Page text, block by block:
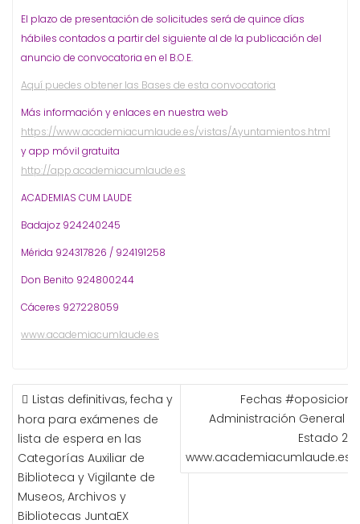
El plazo de presentación de solicitudes será de quince días
hábiles contados a partir del siguiente al de la publicación del
anuncio de convocatoria en el B.O.E.
Aquí puedes obtener las Bases de esta convocatoria
Más información y enlaces en nuestra web
https://www.academiacumlaude.es/vistas/Ayuntamientos.html
y app móvil gratuita
http://app.academiacumlaude.es
ACADEMIAS CUM LAUDE
Badajoz 924240245
Mérida 924317826 / 924191258
Don Benito 924800244
Cáceres 927228059
www.academiacumlaude.es
NAVEGACIÓN
DE
ENTRADAS
Listas definitivas, fecha y
hora para exámenes de
lista de espera en las
Categorías Auxiliar de
Biblioteca y Vigilante de
Museos, Archivos y
Bibliotecas JuntaEX
Fechas
Administración General
Estado
www.academiacumlaude.es